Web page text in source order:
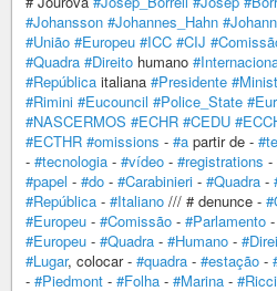
#Johansson #Johannes_Hahn
#União #Europeu #ICC #CIJ
#Quadra #Direito humano
#República italiana #Presidente
#Rimini #Eucouncil #Police_State
#NASCERMOS #ECHR #CEDU
#ECTHR #omissions - #a partir de -
- #tecnologia - #vídeo - #registrations -
#papel - #do - #Carabinieri - #Quadra -
#República - #Italiano /// # denunce -
#Europeu - #Comissão - #Parlamento -
#Europeu - #Quadra - #Humano -
#Lugar, colocar - #quadra - #estação -
- #Piedmont - #Folha - #Marina -